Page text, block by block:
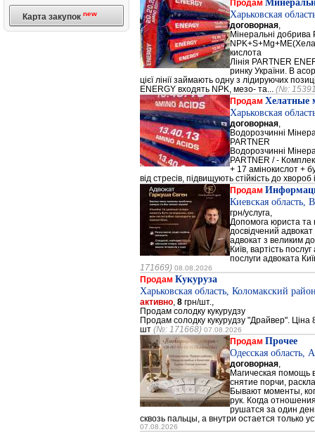
Карта закупок new
Продам
Харьковская
договорная
Мінеральні добрива
кислота
Лінія PARTNER
ринку України. В
цієї лінії займають одну з лідируючих
ENERGY входять NPK, мезо- та... (№:
Продам Хелатные
Харьковская
договорная
Водорозчинні
PARTNER
Водорозчинні
PARTNER / -
+ 17 амінокислот +
від стресів, підвищують стійкість до хвороб
Продам
Киевская область,
грн/услуга,
Допомога юриста та
досвідчений
адвокат з великим
Київ, вартість
послуги адвоката
171669) 08.08.2026
Продам Кукуруза
Харьковская область, Коломакский
активно 8 грн/шт.,
Продам солодку кукурудзу
Продам солодку кукурудзу "Драйвер". Ціна
шт (№: 171668) 07.08.2026
Продам Прочее
Одесская область,
договорная
Магическая помощь
снятие порчи,
Бывают моменты,
рук. Когда
рушатся за один
сквозь пальцы, а внутри остается только
07.08.2026